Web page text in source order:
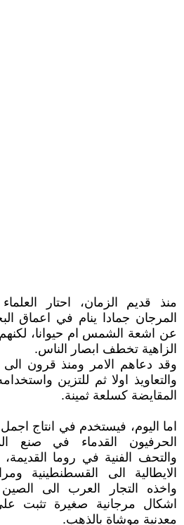
منذ قديم الزمان، احتار
المرجان جمادا ينام في اعماق
عن اشعة الشمس ام حيوانا، لكنهم
الزاهية تخطف ابصار الناس.
وقد دعاهم الامر ومنذ قرون
والتعاويذ اولا ثم للتزين
المقايضة كسلعة ثمينة.
اما اليوم، فيستخدم في انتاج
الحرفيون القدماء في صنع
والتحف الفنية في روما
الايطالية الى القسطنطينية
واخذه التجار العرب الى
اشكال مرجانية صغيرة تثبت
معدنية موشاة بالذهب.